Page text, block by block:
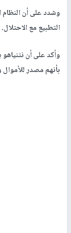
وشدد على أن
التطبيع مع الاحتلال.
وأكد على أن
بأنهم مصدر للأموال